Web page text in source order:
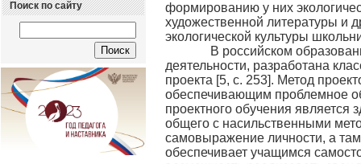
Поиск по сайту
формированию у них
художественной литературы и
экологической культуры
В российском
деятельности, разработана
проекта [5, с. 253]. Метод
обеспечивающим проблемное
проектного обучения является
общего с насильственными
самовыражение личности, а
обеспечивает учащимся